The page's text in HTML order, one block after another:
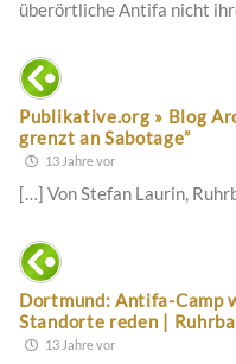
überörtliche Antifa nicht
Publikative.org » Blog
grenzt an Sabotage”
13 Jahre vor
[…] Von Stefan Laurin,
Dortmund: Antifa-Camp
Standorte reden |
13 Jahre vor